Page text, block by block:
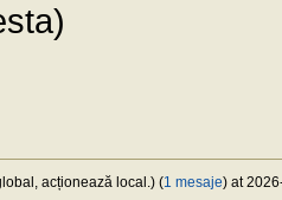
acționează local.) (1 mesaje) at